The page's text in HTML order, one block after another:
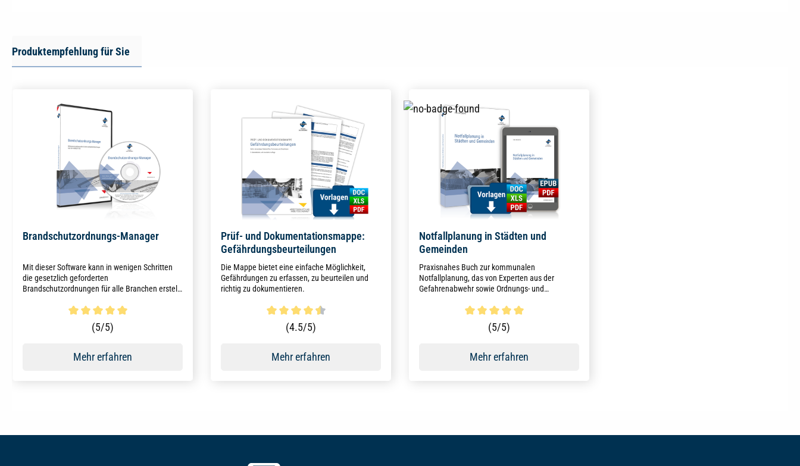
Produktempfehlung für Sie
Brandschutzordnungs-Manager
Mit dieser Software kann in wenigen Schritten
die gesetzlich geforderten
Brandschutzordnungen für alle Branchen erstellt
Durchschnittliche Bewertung von 5 von 5 Sternen
(5/5)
Mehr erfahren
Prüf- und Dokumentationsmappe:
Gefährdungsbeurteilungen
Die Mappe bietet eine einfache Möglichkeit,
Gefährdungen zu erfassen, zu beurteilen und
richtig zu dokumentieren.
Durchschnittliche Bewertung von 4.5 von 5 Sternen
(4.5/5)
Mehr erfahren
Notfallplanung in Städten und
Gemeinden
Praxisnahes Buch zur kommunalen
Notfallplanung, das von Experten aus der
Gefahrenabwehr sowie Ordnungs- und
Durchschnittliche Bewertung von 5 von 5 Sternen
(5/5)
Mehr erfahren